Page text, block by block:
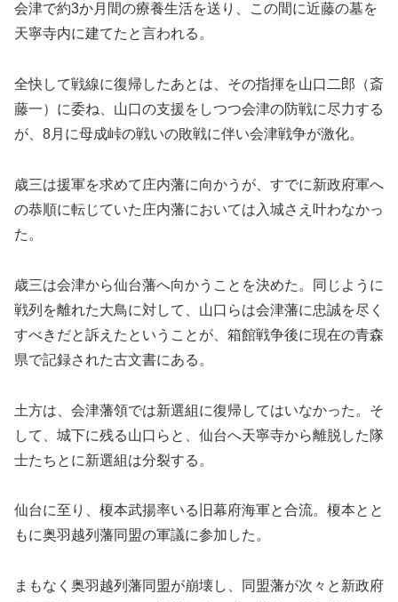
会津で約3か月間の療養生活を送り、この間に近藤の墓を
天寧寺内に建てたと言われる。
全快して戦線に復帰したあとは、その指揮を山口二郎（斎
藤一）に委ね、山口の支援をしつつ会津の防戦に尽力する
が、8月に母成峠の戦いの敗戦に伴い会津戦争が激化。
歳三は援軍を求めて庄内藩に向かうが、すでに新政府軍へ
の恭順に転じていた庄内藩においては入城さえ叶わなかっ
た。
歳三は会津から仙台藩へ向かうことを決めた。同じように
戦列を離れた大鳥に対して、山口らは会津藩に忠誠を尽く
すべきだと訴えたということが、箱館戦争後に現在の青森
県で記録された古文書にある。
土方は、会津藩領では新選組に復帰してはいなかった。そ
して、城下に残る山口らと、仙台へ天寧寺から離脱した隊
士たちとに新選組は分裂する。
仙台に至り、榎本武揚率いる旧幕府海軍と合流。榎本とと
もに奥羽越列藩同盟の軍議に参加した。
まもなく奥羽越列藩同盟が崩壊し、同盟藩が次々と新政府